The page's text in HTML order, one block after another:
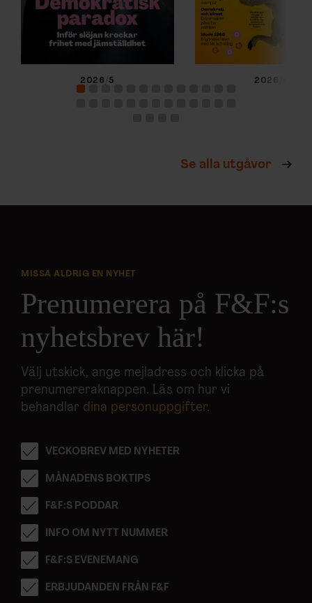
2026/5 2026/4
Se alla utgåvor
MISSA ALDRIG EN NYHET
Prenumerera på F&F:s
nyhetsbrev här!
Välj utskick, ange mejladress och klicka på
prenumereraknappen. Läs om hur vi
behandlar dina personuppgifter.
VECKOBREV MED NYHETER
MÅNADENS BOKTIPS
F&F:S PODDAR
INFO OM NYTT NUMMER
F&F:S EVENEMANG
ERBJUDANDEN FRÅN F&F